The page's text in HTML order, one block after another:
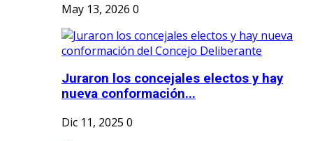
May 13, 2026 0
Juraron los concejales electos y hay
nueva conformación...
Dic 11, 2025 0